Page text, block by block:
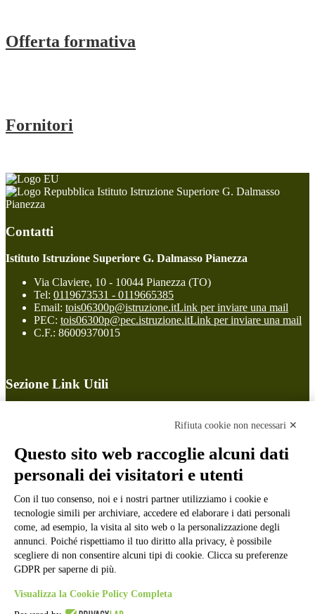
Offerta formativa
Fornitori
Istituto Istruzione Superiore G. Dalmasso
Pianezza
Contatti
Istituto Istruzione Superiore G. Dalmasso Pianezza
Via Claviere, 10 - 10044 Pianezza (TO)
Tel: 0119673531 - 0119665385
Email: tois06300p@istruzione.itLink per inviare una mail
PEC: tois06300p@pec.istruzione.itLink per inviare una mail
C.F.: 86009370015
Sezione Link Utili
Ufficio Relazioni con il Pubblico
Dichiarazione di accessibilità
Obiettivi di accessibilità
Gestione consensi cookie
Amministrazione trasparente
Pagina visualizzata
50108 volte
Sezione Copyright
Copyright 2026 | Engineered and powered by Gruppo Spaggiari
Rifiuta cookie non necessari ✕
Questo sito web raccoglie alcuni dati
personali dei visitatori e utenti
Con il tuo consenso, noi e i nostri partner utilizziamo i cookie e
tecnologie simili per archiviare, accedere ed elaborare i dati personali
come, ad esempio, la visita al sito web o la personalizzazione degli
annunci. Poiché rispettiamo il tuo diritto alla privacy, è possibile
scegliere di non consentire alcuni tipi di cookie. Clicca su preferenze
GDPR per saperne di più.
Visualizza la Cookie Policy Completa